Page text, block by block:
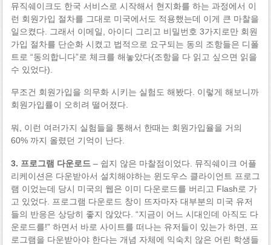
뮤직쉐이크도 한국 서비스로 시작해서 현지화를 하는 과정에서 이
런 회원가입 절차를 그대로 미국에서도 적용했는데 이게 큰 마찰을
일으켰다. 그래서 이메일, 아이디 그리고 비밀번호 3가지로만 회원
가입 절차를 단순화 시켰고 법적으로 요구되는 동의 조항들은 디폴
트로 “동의합니다”로 체크를 해놓았다(조항을 다 읽고 싶으면 읽을
수 있었다).
무조건 회원가입을 의무화 시키는 실험도 해봤다. 이렇게 해보니까
회원가입률이 오히려 떨어졌다.
뭐, 이런 여러가지 실험들을 통해서 한때는 회원가입율을 거의
60% 까지 올렸던 기억이 난다.
3. 프로그램 다운로드 – 쉽지 않은 마찰점이었다. 뮤직쉐이크 어플
리케이션은 다운받아서 설치해야하는 윈도우스 클라이언트 프로그
램 이었는데 당시 미국의 웹은 이미 다운로드를 버리고 Flash로 가
고 있었다. 프로그램 다운로드 창이 뜨자마자 대부분의 미국 유저
들의 반응은 상당히 좋지 않았다. “지금이 어느 시대인데 아직도 다
운로드를!” 하면서 바로 사이트를 떠나는 유저들이 있는가 하면, 프
로그램을 다운받아야 한다는 개념 자체에 익숙치 않은 어린 학생들